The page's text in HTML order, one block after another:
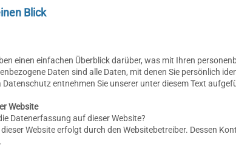
Blick
einen einfachen Überblick darüber, was mit Ihren
Daten sind alle Daten, mit denen Sie persönlich
entnehmen Sie unserer unter diesem Text
Website
Datenerfassung auf dieser Website?
Website erfolgt durch den Websitebetreiber. Dessen